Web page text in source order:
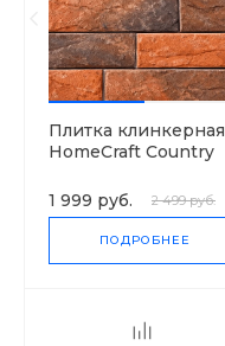
Плитка клинкерная
HomeCraft Country
1 999 руб.
2 499 руб.
ПОДРОБНЕЕ